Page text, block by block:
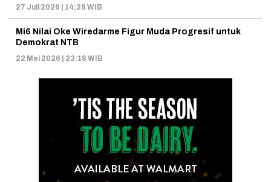
27 Juli 2026 | 14:28 WIB
Mi6 Nilai Oke Wiredarme Figur Muda Progresif untuk
Demokrat NTB
22 Mei 2026 | 23:18 WIB